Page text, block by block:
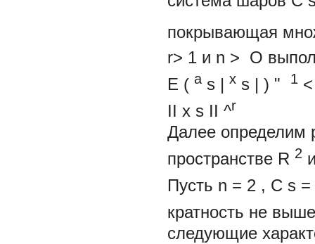
покрывающая
r> 1 и n > О
Е ( a s | x s | ) " 1
II x s II ^r
Далее определим
пространстве R 2
Пусть n = 2 , C s =
кратность не
следующие